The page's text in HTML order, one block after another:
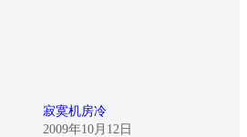
寂寞机房冷
2009年10月12日